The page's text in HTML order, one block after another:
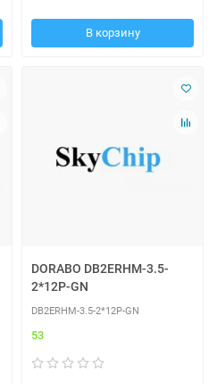
В корзину
DORABO DB2ERHM-3.5-
2*12P-GN
DB2ERHM-3.5-2*12P-GN
53